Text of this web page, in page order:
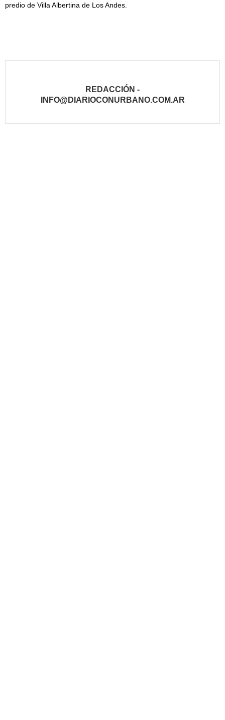
predio de Villa Albertina de Los Andes.
REDACCIÓN -
INFO@DIARIOCONURBANO.COM.AR